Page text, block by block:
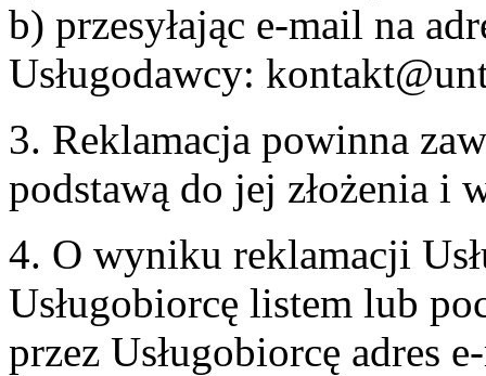
b) przesyłając e-mail na
Usługodawcy:
3. Reklamacja powinna
podstawą do jej złożenia i
4. O wyniku reklamacji
Usługobiorcę listem lub
przez Usługobiorcę adres